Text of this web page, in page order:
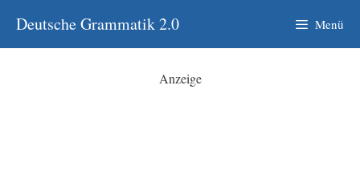
Inhalt
springen
Deutsche Grammatik 2.0 Menü
Anzeige